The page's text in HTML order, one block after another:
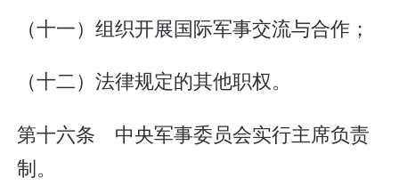
（十一）组织开展国际军事交流与合作；
（十二）法律规定的其他职权。
第十六条 中央军事委员会实行主席负责
制。